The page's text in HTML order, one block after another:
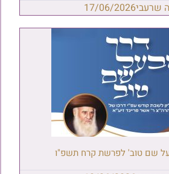
שרעבי17/06/2026
שם טוב' לפרשת קרח תשפ"ו